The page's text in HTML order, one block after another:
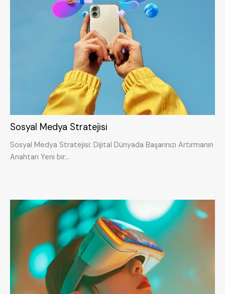
Sosyal Medya Stratejisi
Sosyal Medya Stratejisi: Dijital Dünyada Başarınızı Artırmanın
Anahtarı Yeni bir…